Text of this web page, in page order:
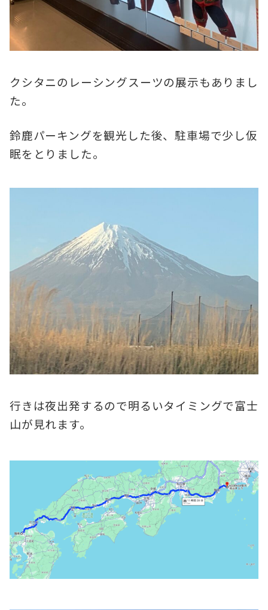
クシタニのレーシングスーツの展示もありまし
た。
鈴鹿パーキングを観光した後、駐車場で少し仮
眠をとりました。
行きは夜出発するので明るいタイミングで富士
山が見れます。